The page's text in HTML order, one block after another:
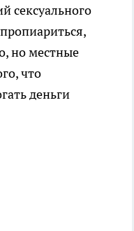
сексуального
но местные
что
деньги